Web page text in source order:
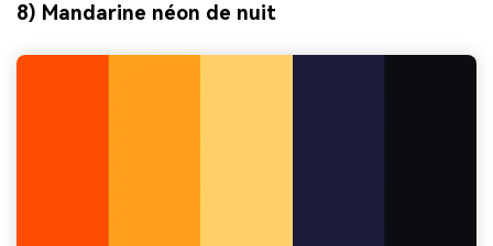
8) Mandarine néon de nuit